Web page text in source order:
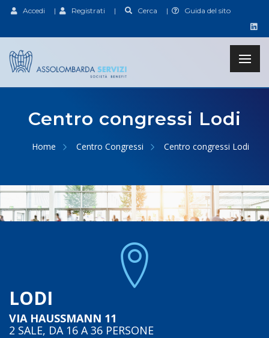
Accedi | Registrati | Cerca | Guida del sito
Centro congressi Lodi
Home Centro Congressi Centro congressi Lodi
LODI
VIA HAUSSMANN 11
2 SALE, DA 16 A 36 PERSONE